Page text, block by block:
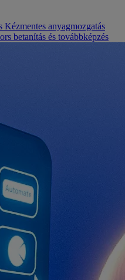
Kézmentes anyagmozgatás
betanítás és továbbképzés